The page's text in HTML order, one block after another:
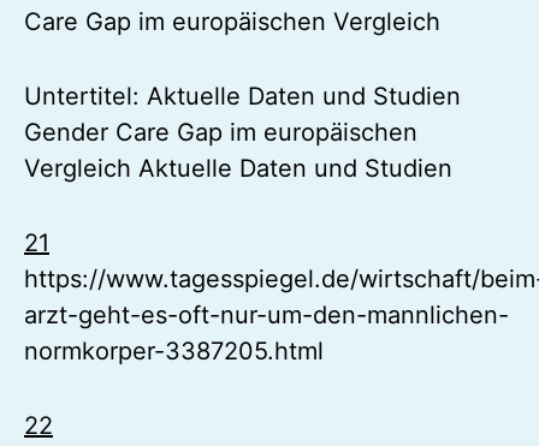
Care Gap im europäischen Vergleich
Untertitel: Aktuelle Daten und Studien
Gender Care Gap im europäischen
Vergleich Aktuelle Daten und Studien
21
https://www.tagesspiegel.de/wirtschaft/
arzt-geht-es-oft-nur-um-den-mannlichen-
normkorper-3387205.html
22